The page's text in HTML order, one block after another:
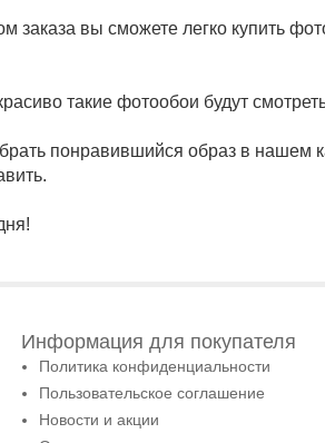
вы сможете легко купить
такие фотообои будут
понравившийся образ в нашем
Информация для покупателя
Политика конфиденциальности
Пользовательское соглашение
Новости и акции